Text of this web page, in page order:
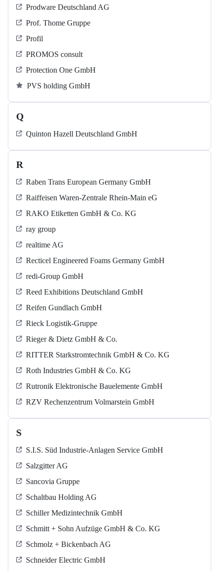
Prodware Deutschland AG
Prof. Thome Gruppe
Profil
PROMOS consult
Protection One GmbH
PVS holding GmbH
Q
Quinton Hazell Deutschland GmbH
R
Raben Trans European Germany GmbH
Raiffeisen Waren-Zentrale Rhein-Main eG
RAKO Etiketten GmbH & Co. KG
ray group
realtime AG
Recticel Engineered Foams Germany GmbH
redi-Group GmbH
Reed Exhibitions Deutschland GmbH
Reifen Gundlach GmbH
Rieck Logistik-Gruppe
Rieger & Dietz GmbH & Co.
RITTER Starkstromtechnik GmbH & Co. KG
Roth Industries GmbH & Co. KG
Rutronik Elektronische Bauelemente GmbH
RZV Rechenzentrum Volmarstein GmbH
S
S.I.S. Süd Industrie-Anlagen Service GmbH
Salzgitter AG
Sancovia Gruppe
Schaltbau Holding AG
Schiller Medizintechnik GmbH
Schmitt + Sohn Aufzüge GmbH & Co. KG
Schmolz + Bickenbach AG
Schneider Electric GmbH